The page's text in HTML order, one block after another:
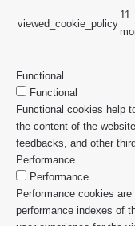
viewed_cookie_policy
11
Functional
Functional
Functional cookies help
the content of the
feedbacks, and other
Performance
Performance
Performance cookies
performance indexes of